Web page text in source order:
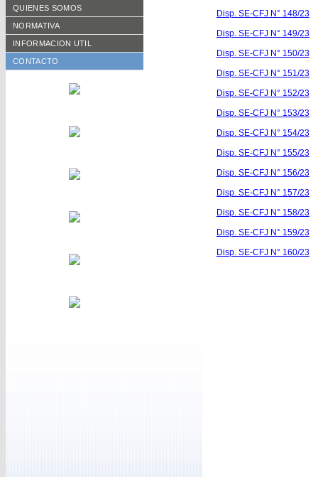
Becarios año en curso
Histórico de becarios
Aranceles Preferenciales
Reglamento vigente
Publicaciones
Otras Publicaciones
QUIENES SOMOS
Consejo Académico
Autoridades CFJ
Equipo de trabajo
NORMATIVA
Resoluciones CACFJ
Disposiciones SECFJ
INFORMACION UTIL
CONTACTO
Disp. SE-CFJ N° 148/23
Disp. SE-CFJ N° 149/23
Disp. SE-CFJ N° 150/23
Disp. SE-CFJ N° 151/23
Disp. SE-CFJ N° 152/23
Disp. SE-CFJ N° 153/23
Disp. SE-CFJ N° 154/23
Disp. SE-CFJ N° 155/23
Disp. SE-CFJ N° 156/23
Disp. SE-CFJ N° 157/23
Disp. SE-CFJ N° 158/23
Disp. SE-CFJ N° 159/23
Disp. SE-CFJ N° 160/23